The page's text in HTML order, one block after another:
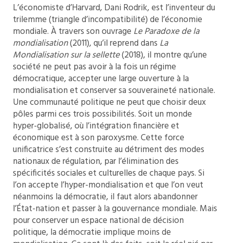
L’économiste d’Harvard, Dani Rodrik, est l’inventeur du
trilemme (triangle d’incompatibilité) de l’économie
mondiale. À travers son ouvrage Le Paradoxe de la
mondialisation(2011), qu’il reprend dans La
Mondialisation sur la sellette(2018), il montre qu’une
société ne peut pas avoir à la fois un régime
démocratique, accepter une large ouverture à la
mondialisation et conserver sa souveraineté nationale.
Une communauté politique ne peut que choisir deux
pôles parmi ces trois possibilités. Soit un monde
hyper-globalisé, où l’intégration financière et
économique est à son paroxysme. Cette force
unificatrice s’est construite au détriment des modes
nationaux de régulation, par l’élimination des
spécificités sociales et culturelles de chaque pays. Si
l’on accepte l’hyper-mondialisation et que l’on veut
néanmoins la démocratie, il faut alors abandonner
l’État-nation et passer à la gouvernance mondiale. Mais
pour conserver un espace national de décision
politique, la démocratie implique moins de